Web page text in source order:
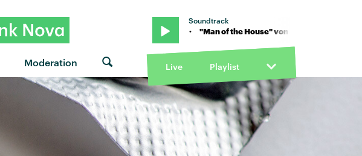
Moderation
Soundtrack
"Man of the House" von Skye Newman · "Man of the House" von Skye Newman · "Man of
Live Playlist